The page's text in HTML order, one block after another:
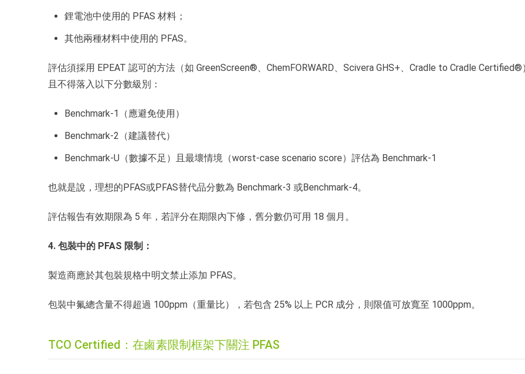
鋰電池中使用的 PFAS 材料；
其他兩種材料中使用的 PFAS。
評估須採用 EPEAT 認可的方法（如 GreenScreen®、ChemFORWARD、Scivera GHS+、Cradle to Cradle Certified®
且不得落入以下分數級別：
Benchmark-1（應避免使用）
Benchmark-2（建議替代）
Benchmark-U（數據不足）且最壞情境（worst-case scenario score）評估為 Benchmark-1
也就是說，理想的PFAS或PFAS替代品分數為 Benchmark-3 或Benchmark-4。
評估報告有效期限為 5 年，若評分在期限內下修，舊分數仍可用 18 個月。
4. 包裝中的 PFAS 限制：
製造商應於其包裝規格中明文禁止添加 PFAS。
包裝中氟總含量不得超過 100ppm（重量比），若包含 25% 以上 PCR 成分，則限值可放寬至 1000ppm。
TCO Certified：在鹵素限制框架下關注 PFAS